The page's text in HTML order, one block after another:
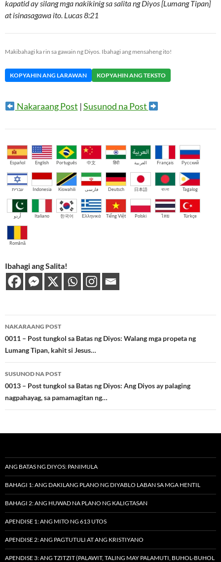
kapatid ay silang mga nakikinig sa salita ng Diyos [Lumang Tipan]
at isinasagawa ito. Lucas 8:21
Makibahagi ka rin sa gawain ng Diyos. Ibahagi ang mensaheng ito!
KOPYAHIN ANG LARAWAN KOPYAHIN ANG TEKSTO
Nakaraang Post |Susunod na Post
Español English Português 中文 हिंदी العربية Français Русский
עברית Indonesia Kiswahili فارسی Deutsch 日本語 বাংলা Tagalog
اُردو Italiano 한국어 Ελληνικά Tiếng Việt Polski ไทย Türkçe
Română
Ibahagi ang Salita!
Post
navigation
NAKARAANG POST
0011 – Post tungkol sa Batas ng Diyos: Walang mga propeta ng
Lumang Tipan, kahit si Jesus…
SUSUNOD NA POST
0013 – Post tungkol sa Batas ng Diyos: Ang Diyos ay palaging
nagpahayag, sa pamamagitan ng…
ANG BATAS NG DIYOS: PANIMULA
BAHAGI 1: ANG DAKILANG PLANO NG DIYABLO LABAN SA MGA HENTIL
BAHAGI 2: ANG HUWAD NA PLANO NG KALIGTASAN
APENDISE 1: ANG MITO NG 613 UTOS
APENDISE 2: ANG PAGTUTULI AT ANG KRISTIYANO
APENDISE 3: ANG TZITZIT (PALAWIT, TALING MAY PALAMUTI, BUHOL-BUHOL